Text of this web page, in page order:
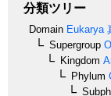
分類ツリー
Domain Eukarya
Supergroup
Kingdom
Phylum